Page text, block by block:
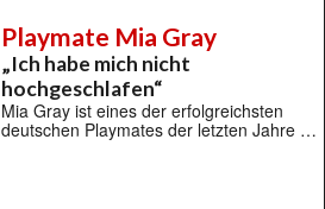
Playmate Mia Gray
„Ich habe mich nicht
hochgeschlafen“
Mia Gray ist eines der erfolgreichsten
deutschen Playmates der letzten Jahre …